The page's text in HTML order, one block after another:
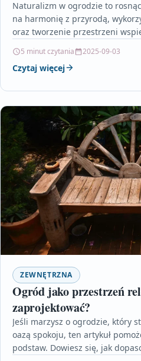
Naturalizm w ogrodzie to
na harmonię z przyrodą,
oraz tworzenie przestrzeni
5 minut czytania 2025-09-03
Czytaj więcej
ZEWNĘTRZNA
Ogród jako przestrzeń
zaprojektować?
Jeśli marzysz o ogrodzie, który
oazą spokoju, ten artykuł
podstaw. Dowiesz się, jak